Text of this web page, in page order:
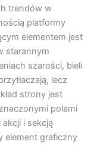
trendów w
platformy
elementem jest
starannym
szarości, bieli
lecz
strony jest
polami
i sekcją
element graficzny